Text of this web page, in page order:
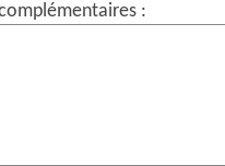
: